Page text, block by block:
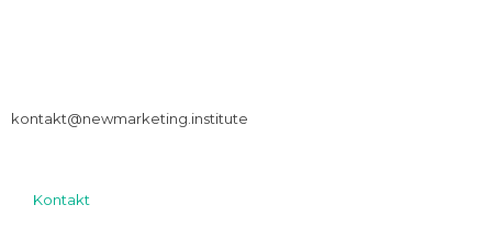
kontakt@newmarketing.institute
Kontakt